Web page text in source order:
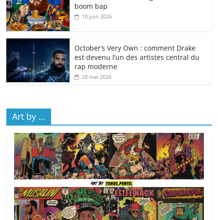
boom bap
10 juin 2026
October’s Very Own : comment Drake
est devenu l’un des artistes central du
rap moderne
28 mai 2026
Art by …